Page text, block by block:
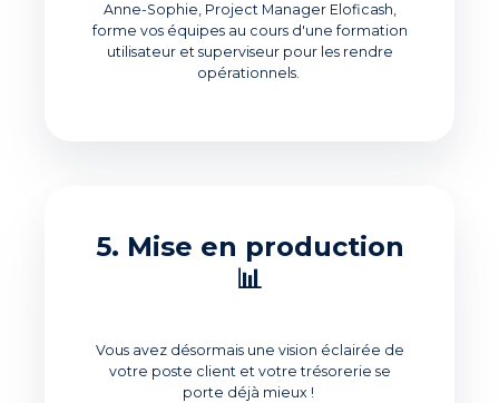
Anne-Sophie, Project Manager Eloficash,
forme vos équipes au cours d'une formation
utilisateur et superviseur pour les rendre
opérationnels.
5. Mise en production
📊
Vous avez désormais une vision éclairée de
votre poste client et votre trésorerie se
porte déjà mieux !